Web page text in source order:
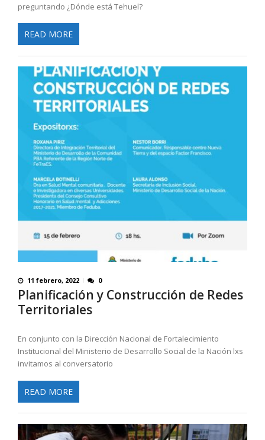
preguntando ¿Dónde está Tehuel?
READ MORE
11 febrero, 2022 0
Planificación y Construcción de Redes
Territoriales
En conjunto con la Dirección Nacional de Fortalecimiento
Institucional del Ministerio de Desarrollo Social de la Nación lxs
invitamos al conversatorio
READ MORE